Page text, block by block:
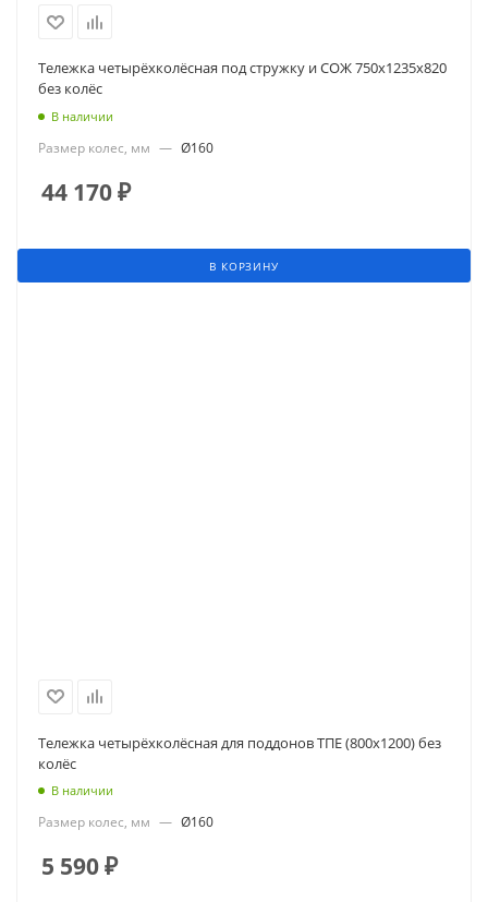
Тележка четырёхколёсная под стружку и СОЖ 750х1235х820
без колёс
В наличии
Размер колес, мм — Ø160
44 170₽
В КОРЗИНУ
Тележка четырёхколёсная для поддонов ТПЕ (800х1200) без
колёс
В наличии
Размер колес, мм — Ø160
5 590₽